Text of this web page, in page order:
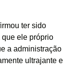
ter sido
ele próprio
a administração
ultrajante e